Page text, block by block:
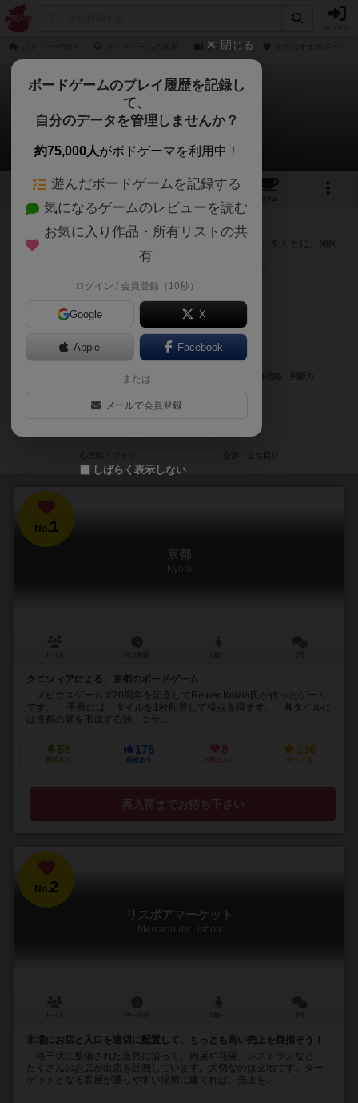
よんろのご
よんろのご
次のおすすめボードゲーム
1 2
カフェ
『よんろのご』が好きな方へのおすすめ
このゲームのトップページで投票された「プレイ感の評価」をもとに、傾向
が近いボードゲームをランキング形式で紹介します。
No.1
京都
Kyoto
クニツィアによる、京都のボードゲーム
メビウスゲームズ20周年を記念してReiner Knizia氏が作ったゲーム
です。 手番には、タイルを1枚配置して得点を得ます。 各タイルに
は京都の庭を形成する池・コケ...
58
興味あり
175
経験あり
8
お気に入り
136
持ってる
再入荷までお待ち下さい
No.2
リスボアマーケット
Mercado de Lisboa
市場にお店と入口を適切に配置して、もっとも高い売上を目指そう！
格子状に整備された道路に沿って、肉屋や花屋、レストランなど、
たくさんのお店が出店を計画しています。大切なのは立地です。ター
ゲットとなる客層が通りやすい場所に建てれば、売上を...
閉じる
ボードゲームのプレイ履歴を記録し
て、
自分のデータを管理しませんか？
約75,000人がボドゲーマを利用中！
遊んだボードゲームを記録する
気になるゲームのレビューを読む
お気に入り作品・所有リストの共
有
ログイン / 会員登録（10秒）
Google X
Apple Facebook
または
メールで会員登録
しばらく表示しない